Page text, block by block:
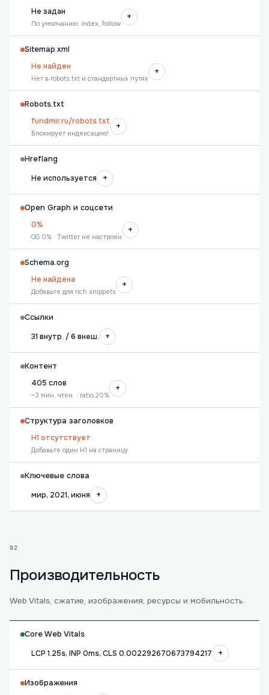
Не задан
По умолчанию: index, follow
+
Sitemap.xml
Не найден
Нет в robots.txt и стандартных путях
+
Robots.txt
fundmir.ru/robots.txt
Блокирует индексацию!
+
Hreflang
Не используется
+
Open Graph и соцсети
0%
OG 0% · Twitter не настроен
+
Schema.org
Не найдена
Добавьте для rich snippets
+
Ссылки
31 внутр. / 6 внеш.
+
Контент
405 слов
~3 мин. чтен. · ratio 20%
+
Структура заголовков
H1 отсутствует
Добавьте один H1 на страницу
Ключевые слова
мир, 2021, июня
+
02
Производительность
Web Vitals, сжатие, изображения, ресурсы и мобильность.
Core Web Vitals
LCP 1.25s, INP 0ms, CLS 0.002292670673794217
+
Изображения